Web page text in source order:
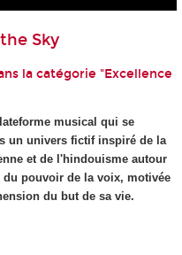
Sky
la catégorie "Excellence
musical qui se
un univers fictif inspiré de la
et de l'hindouisme autour
du pouvoir de la voix, motivée
du but de sa vie.